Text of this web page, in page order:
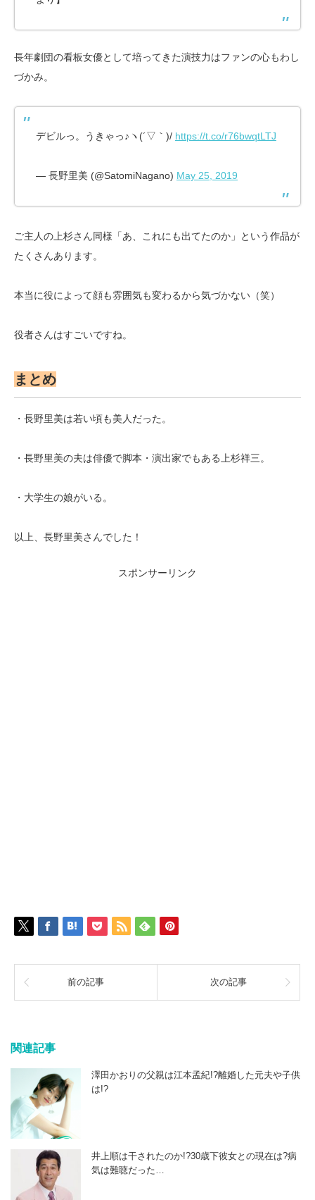
長年劇団の看板女優として培ってきた演技力はファンの心もわし
づかみ。
デビルっ。うきゃっ♪ヽ(´▽｀)/ https://t.co/r76bwqtLTJ
— 長野里美 (@SatomiNagano) May 25, 2019
ご主人の上杉さん同様「あ、これにも出てたのか」という作品が
たくさんあります。
本当に役によって顔も雰囲気も変わるから気づかない（笑）
役者さんはすごいですね。
まとめ
・長野里美は若い頃も美人だった。
・長野里美の夫は俳優で脚本・演出家でもある上杉祥三。
・大学生の娘がいる。
以上、長野里美さんでした！
スポンサーリンク
前の記事 次の記事
関連記事
澤田かおりの父親は江本孟紀!?離婚した元夫や子供
は!?
井上順は干されたのか!?30歳下彼女との現在は?病
気は難聴だった…